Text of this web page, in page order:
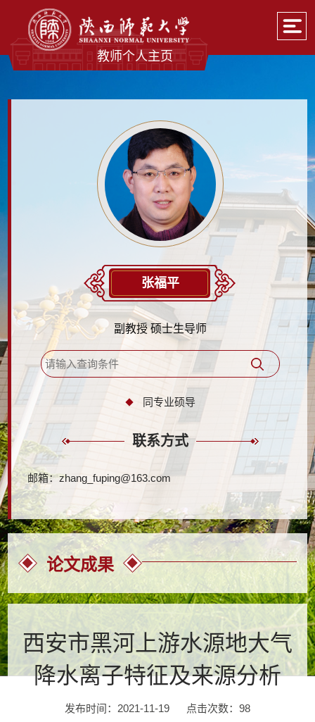
教师个人主页
张福平
副教授 硕士生导师
同专业硕导
联系方式
邮箱：zhang_fuping@163.com
论文成果
西安市黑河上游水源地大气
降水离子特征及来源分析
发布时间：2021-11-19 点击次数： 98